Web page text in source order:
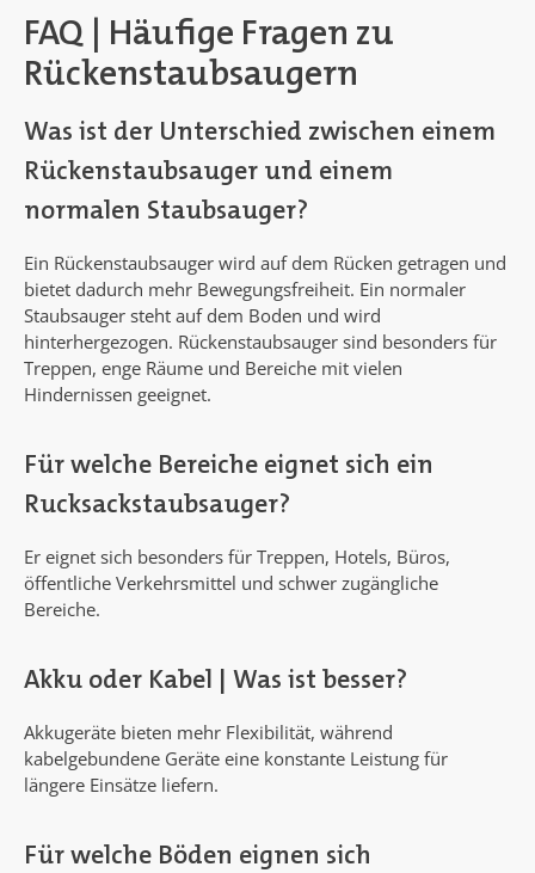
FAQ | Häufige Fragen zu
Rückenstaubsaugern
Was ist der Unterschied zwischen einem
Rückenstaubsauger und einem
normalen Staubsauger?
Ein Rückenstaubsauger wird auf dem Rücken getragen und
bietet dadurch mehr Bewegungsfreiheit. Ein normaler
Staubsauger steht auf dem Boden und wird
hinterhergezogen. Rückenstaubsauger sind besonders für
Treppen, enge Räume und Bereiche mit vielen
Hindernissen geeignet.
Für welche Bereiche eignet sich ein
Rucksackstaubsauger?
Er eignet sich besonders für Treppen, Hotels, Büros,
öffentliche Verkehrsmittel und schwer zugängliche
Bereiche.
Akku oder Kabel | Was ist besser?
Akkugeräte bieten mehr Flexibilität, während
kabelgebundene Geräte eine konstante Leistung für
längere Einsätze liefern.
Für welche Böden eignen sich